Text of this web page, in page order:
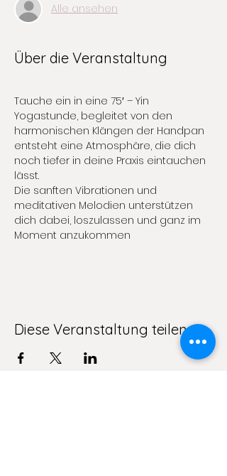
Alle ansehen
Über die Veranstaltung
Tauche ein in eine 75′ – Yin
Yogastunde, begleitet von den
harmonischen Klängen der Handpan
entsteht eine Atmosphäre, die dich
noch tiefer in deine Praxis eintauchen
lässt.
Die sanften Vibrationen und
meditativen Melodien unterstützen
dich dabei, loszulassen und ganz im
Moment anzukommen
Diese Veranstaltung teilen